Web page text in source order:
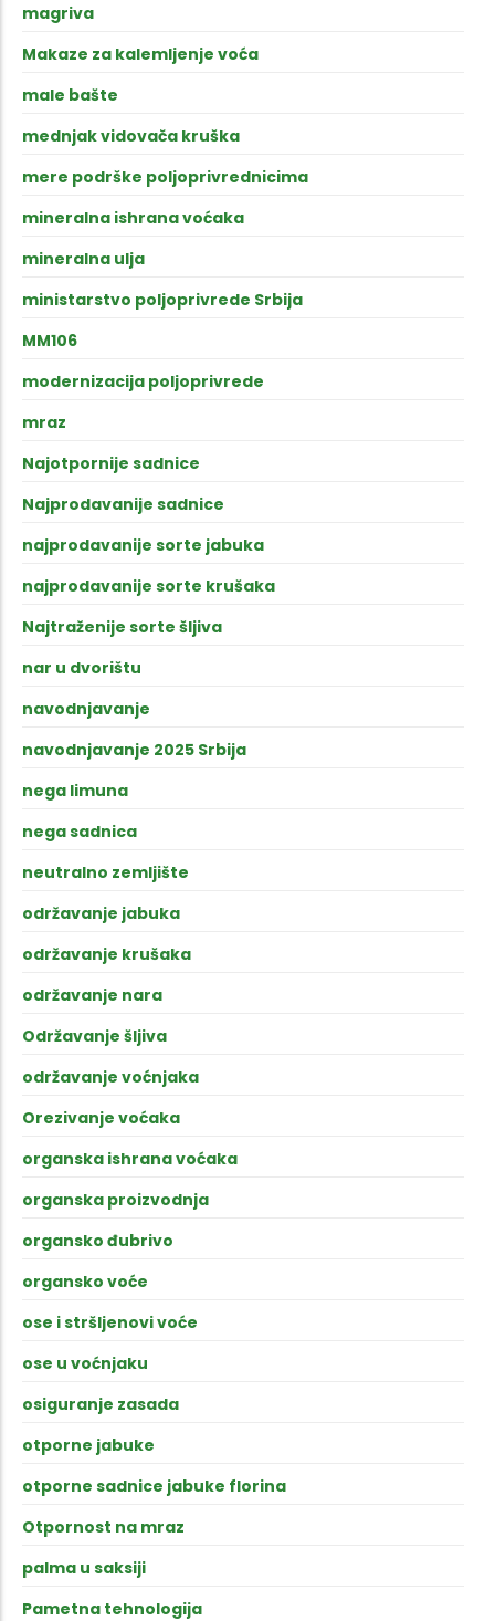
magriva
Makaze za kalemljenje voća
male bašte
mednjak vidovača kruška
mere podrške poljoprivrednicima
mineralna ishrana voćaka
mineralna ulja
ministarstvo poljoprivrede Srbija
MM106
modernizacija poljoprivrede
mraz
Najotpornije sadnice
Najprodavanije sadnice
najprodavanije sorte jabuka
najprodavanije sorte krušaka
Najtraženije sorte šljiva
nar u dvorištu
navodnjavanje
navodnjavanje 2025 Srbija
nega limuna
nega sadnica
neutralno zemljište
održavanje jabuka
održavanje krušaka
održavanje nara
Održavanje šljiva
održavanje voćnjaka
Orezivanje voćaka
organska ishrana voćaka
organska proizvodnja
organsko đubrivo
organsko voće
ose i stršljenovi voće
ose u voćnjaku
osiguranje zasada
otporne jabuke
otporne sadnice jabuke florina
Otpornost na mraz
palma u saksiji
Pametna tehnologija